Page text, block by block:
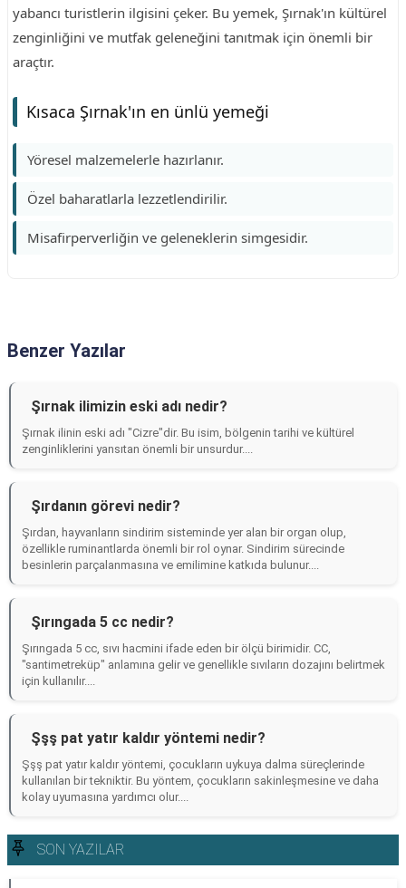
yabancı turistlerin ilgisini çeker. Bu yemek, Şırnak'ın kültürel
zenginliğini ve mutfak geleneğini tanıtmak için önemli bir
araçtır.
Kısaca Şırnak'ın en ünlü yemeği
Yöresel malzemelerle hazırlanır.
Özel baharatlarla lezzetlendirilir.
Misafirperverliğin ve geleneklerin simgesidir.
Benzer Yazılar
Şırnak ilimizin eski adı nedir?
Şırnak ilinin eski adı "Cizre"dir. Bu isim, bölgenin tarihi ve kültürel
zenginliklerini yansıtan önemli bir unsurdur....
Şırdanın görevi nedir?
Şırdan, hayvanların sindirim sisteminde yer alan bir organ olup,
özellikle ruminantlarda önemli bir rol oynar. Sindirim sürecinde
besinlerin parçalanmasına ve emilimine katkıda bulunur....
Şırıngada 5 cc nedir?
Şırıngada 5 cc, sıvı hacmini ifade eden bir ölçü birimidir. CC,
"santimetreküp" anlamına gelir ve genellikle sıvıların dozajını belirtmek
için kullanılır....
Şşş pat yatır kaldır yöntemi nedir?
Şşş pat yatır kaldır yöntemi, çocukların uykuya dalma süreçlerinde
kullanılan bir tekniktir. Bu yöntem, çocukların sakinleşmesine ve daha
kolay uyumasına yardımcı olur....
SON YAZILAR